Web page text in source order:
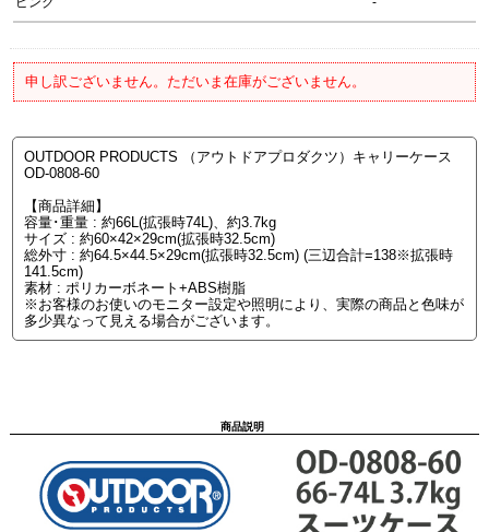
申し訳ございません。ただいま在庫がございません。
OUTDOOR PRODUCTS （アウトドアプロダクツ）キャリーケース
OD-0808-60
【商品詳細】
容量･重量 : 約66L(拡張時74L)、約3.7kg
サイズ : 約60×42×29cm(拡張時32.5cm)
総外寸 : 約64.5×44.5×29cm(拡張時32.5cm) (三辺合計=138※拡張時
141.5cm)
素材 : ポリカーボネート+ABS樹脂
※お客様のお使いのモニター設定や照明により、実際の商品と色味が
多少異なって見える場合がございます。
商品説明